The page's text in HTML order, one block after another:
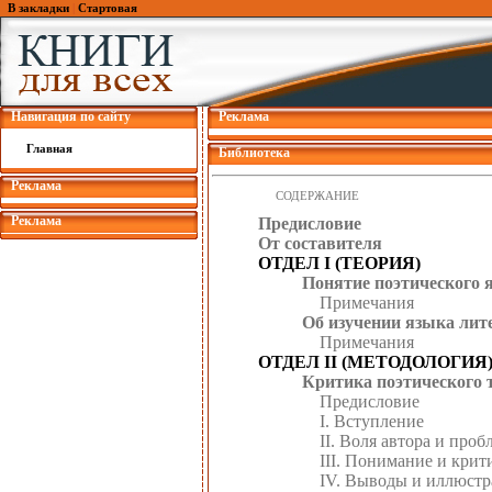
В закладки Стартовая
Навигация по сайту
Главная
Реклама
Реклама
Реклама
Библиотека
СОДЕРЖАНИЕ
Предисловие
От составителя
ОТДЕЛ I (ТЕОРИЯ)
Понятие поэтического
Примечания
Об изучении языка
Примечания
ОТДЕЛ II (МЕТОДОЛОГИЯ)
Критика поэтического
Предисловие
I. Вступление
II. Воля автора и
III. Понимание и
IV. Выводы и